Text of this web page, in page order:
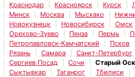
Краснодар
Красноярск Курск
Минск
Москва Мысхако
Новокузнецк
Новосибирск Омск
Орехово-Зуево
Пенза Пермь
Петропавловск-Камчатский
Псков
Рязань
Самара Санкт-Петербург
Сергиев Посад
Сочи Старый
Сыктывкар
Таганрог Тбилиси